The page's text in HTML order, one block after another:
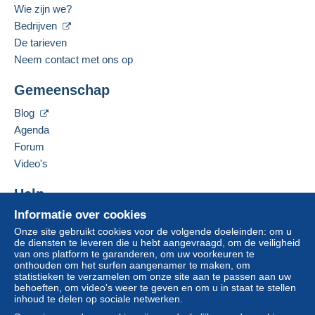
beschikking stelt in de pagina "
Betalen
Een betaling die niet is verricht met
credit/debitcardof overboeking naar uw saldo,
Een onbetaalde aankoop kan gevolgen hebben
voor de rekening van de koper.
Als de verkoopvoorwaarden van de verkoper
clausules bevatten met betrekking tot de betaling,
moeten deze als nietig worden beschouwd. De
Delcampe, zoals gedefinieerd in de
toepassing zijn.
Aankopen moeten worden betaald binnen14
dagenna ontvangst van de eindafrekening van de
verkoper.
Garantie:
Gesproken talen:
Frans,
Adres van de onderneming:
7 RTE DE NOVEL
FR-74500
Deze verkoper toevoegen aan mijn favorieten
Informatie over cookies
Onze site gebruikt cookies voor de volgende doeleinden: om u
de diensten te leveren die u hebt aangevraagd, om de veiligheid
van ons platform te garanderen, om uw voorkeuren te
onthouden om het surfen aangenamer te maken, om
statistieken te verzamelen om onze site aan te passen aan uw
behoeften, om video's weer te geven en om u in staat te stellen
inhoud te delen op sociale netwerken.
Wie zijn we?
Bedrijven
De tarieven
Neem contact met ons op
Gemeenschap
Blog
Agenda
Forum
Video's
Help
Hulpcentrum
Kopen op Delcampe
Verkopen op Delcampe
Een beveiligde website